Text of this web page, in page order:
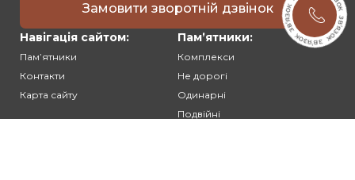
Замовити зворотній дзвінок
Навігація сайтом:
Памʼятники
Контакти
Карта сайту
Памʼятники:
Комплекси
Не дорогі
Одинарні
Подвійні